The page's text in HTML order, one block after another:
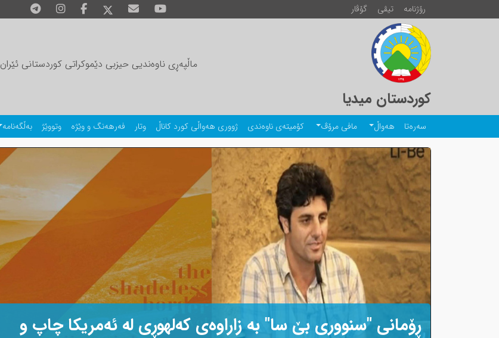
رۆژنامە تیڤی گۆڤار
کوردستان میدیا
ماڵپەڕی ناوەندیی حیزبی دێموکراتی کوردستانی ئێران
سەرەتا هەواڵ مافی مرۆڤ کۆمیتەی ناوەندی ژووری هەواڵی کورد کاناڵ وتار فەرهەنگ و وێژە وتووێژ بەڵگەنامە
ڕۆمانی "سنووری بێ سا" بە زاراوەی کەلهوڕی لە ئەمریکا چاپ و